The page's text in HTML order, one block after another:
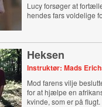
Lucy forsøger at
hendes fars voldelige
Heksen
Instruktør: Mads
Mod farens vilje
for at hjælpe en
kvinde, som er på flugt.